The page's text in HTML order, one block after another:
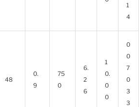
1
4
48
0.
9
75
0
6.
2
6
1
0.
0
0
0
0
7
0
3
3